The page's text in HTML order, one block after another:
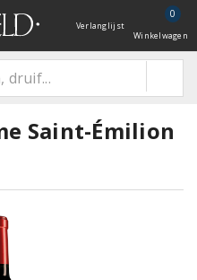
Verlanglijst
0
Winkelwagen
Saint-Émilion